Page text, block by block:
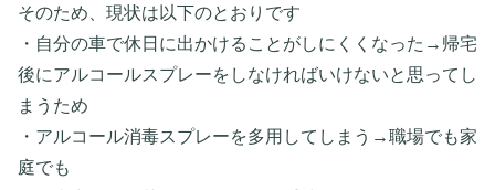
そのため、現状は以下のとおりです
・自分の車で休日に出かけることがしにくくなった→帰宅
後にアルコールスプレーをしなければいけないと思ってし
まうため
・アルコール消毒スプレーを多用してしまう→職場でも家
庭でも